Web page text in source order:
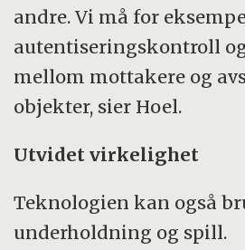
andre. Vi må for
autentiseringskontroll
mellom mottakere og
objekter, sier Hoel.
Utvidet virkelighet
Teknologien kan også
underholdning og spill.